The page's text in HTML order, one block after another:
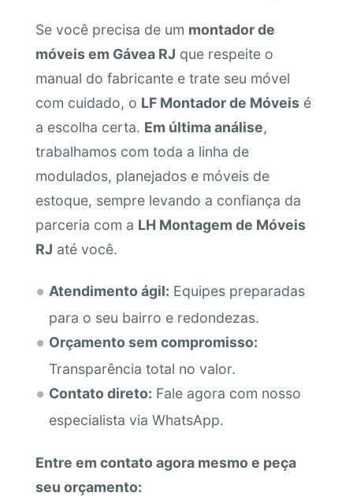
Se você precisa de um montador de
móveis em Gávea RJ que respeite o
manual do fabricante e trate seu móvel
com cuidado, o LF Montador de Móveisé
a escolha certa. Em última análise,
trabalhamos com toda a linha de
modulados, planejados e móveis de
estoque, sempre levando a confiança da
parceria com a LH Montagem de Móveis
RJ até você.
Atendimento ágil: Equipes preparadas
para o seu bairro e redondezas.
Orçamento sem compromisso:
Transparência total no valor.
Contato direto: Fale agora com nosso
especialista via WhatsApp.
Entre em contato agora mesmo e peça
seu orçamento: